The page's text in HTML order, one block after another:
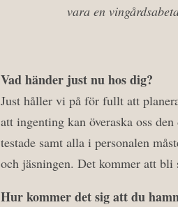
vara en
Vad händer just nu hos dig?
Just håller vi på för fullt att
att ingenting kan överaska oss
testade samt alla i personalen
och jäsningen. Det kommer att bli
Hur kommer det sig att du